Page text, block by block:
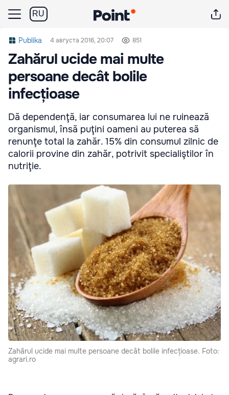
RU
Publika 4 августа 2016, 20:07 851
Zahărul ucide mai multe
persoane decât bolile
infecțioase
Dă dependenţă, iar consumarea lui ne ruinează
organismul, însă puţini oameni au puterea să
renunţe total la zahăr. 15% din consumul zilnic de
calorii provine din zahăr, potrivit specialiştilor în
nutriţie.
Zahărul ucide mai multe persoane decât bolile infecțioase. Foto:
agrari.ro